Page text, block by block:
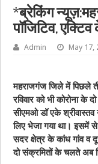
*ब्रेकिंग
पॉजिटिव,
Admin May 17,
महराजगंज जिले में पिछले
रविवार को भी कोरोना के
सीएमओ डॉ एके श्रीवास्तव
लिए भेजा गया था। इसमें से
सदर क्षेत्र के कांध गांव व
दो संक्रमितों के चलते अब